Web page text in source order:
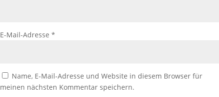
E-Mail-Adresse *
Name, E-Mail-Adresse und Website in diesem Browser für
meinen nächsten Kommentar speichern.